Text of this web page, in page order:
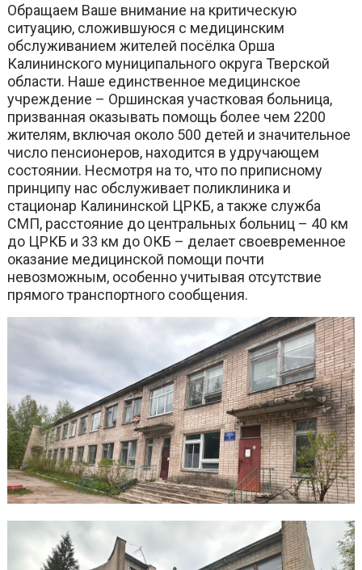
Обращаем Ваше внимание на критическую
ситуацию, сложившуюся с медицинским
обслуживанием жителей посёлка Орша
Калининского муниципального округа Тверской
области. Наше единственное медицинское
учреждение – Оршинская участковая больница,
призванная оказывать помощь более чем 2200
жителям, включая около 500 детей и значительное
число пенсионеров, находится в удручающем
состоянии. Несмотря на то, что по приписному
принципу нас обслуживает поликлиника и
стационар Калининской ЦРКБ, а также служба
СМП, расстояние до центральных больниц – 40 км
до ЦРКБ и 33 км до ОКБ – делает своевременное
оказание медицинской помощи почти
невозможным, особенно учитывая отсутствие
прямого транспортного сообщения.